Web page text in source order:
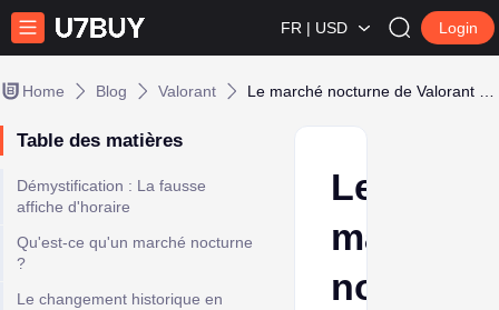
FR | USD Login
Home Blog Valorant
Table des matières
Démystification : La fausse
affiche d'horaire
Qu'est-ce qu'un marché nocturne
?
Le changement historique en
Le
marché
nocturne